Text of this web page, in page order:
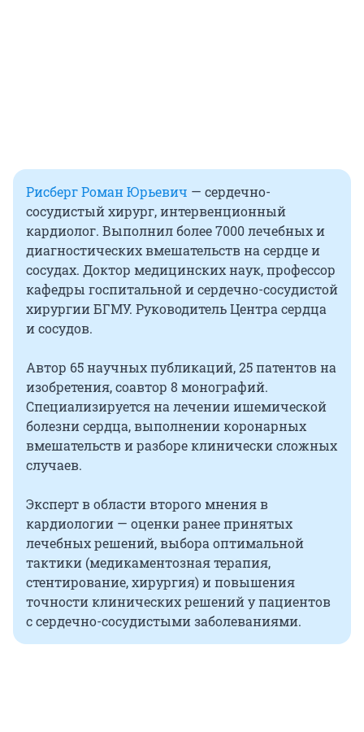
Рисберг Роман Юрьевич — сердечно-
сосудистый хирург, интервенционный
кардиолог. Выполнил более 7000 лечебных и
диагностических вмешательств на сердце и
сосудах. Доктор медицинских наук, профессор
кафедры госпитальной и сердечно-сосудистой
хирургии БГМУ. Руководитель Центра сердца
и сосудов.
Автор 65 научных публикаций, 25 патентов на
изобретения, соавтор 8 монографий.
Специализируется на лечении ишемической
болезни сердца, выполнении коронарных
вмешательств и разборе клинически сложных
случаев.
Эксперт в области второго мнения в
кардиологии — оценки ранее принятых
лечебных решений, выбора оптимальной
тактики (медикаментозная терапия,
стентирование, хирургия) и повышения
точности клинических решений у пациентов
с сердечно-сосудистыми заболеваниями.